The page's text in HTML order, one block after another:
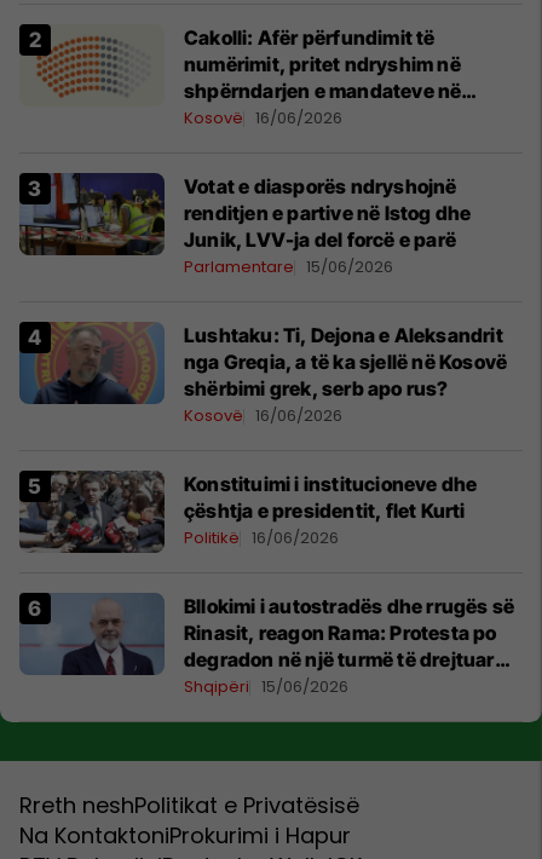
Cakolli: Afër përfundimit të
numërimit, pritet ndryshim në
shpërndarjen e mandateve në
Kuvend
Kosovë 16/06/2026
Votat e diasporës ndryshojnë
renditjen e partive në Istog dhe
Junik, LVV-ja del forcë e parë
Parlamentare 15/06/2026
Lushtaku: Ti, Dejona e Aleksandrit
nga Greqia, a të ka sjellë në Kosovë
shërbimi grek, serb apo rus?
Kosovë 16/06/2026
Konstituimi i institucioneve dhe
çështja e presidentit, flet Kurti
Politikë 16/06/2026
Bllokimi i autostradës dhe rrugës së
Rinasit, reagon Rama: Protesta po
degradon në një turmë të drejtuar
nga mendje të liga
Shqipëri 15/06/2026
Rreth neshPolitikat e Privatësisë
Na KontaktoniProkurimi i Hapur